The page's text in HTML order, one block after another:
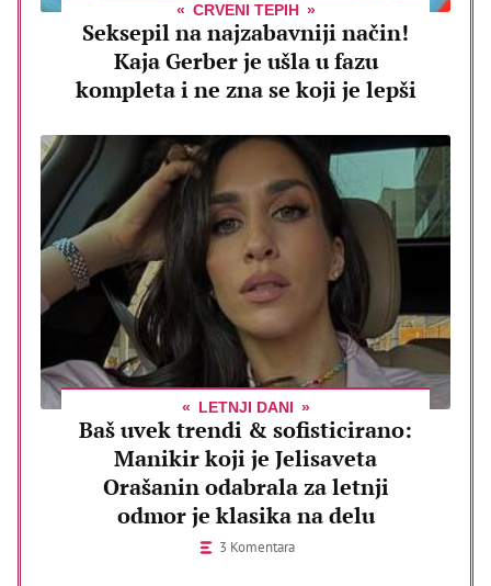
CRVENI TEPIH
Seksepil na najzabavniji način!
Kaja Gerber je ušla u fazu
kompleta i ne zna se koji je lepši
LETNJI DANI
Baš uvek trendi & sofisticirano:
Manikir koji je Jelisaveta
Orašanin odabrala za letnji
odmor je klasika na delu
3 Komentara